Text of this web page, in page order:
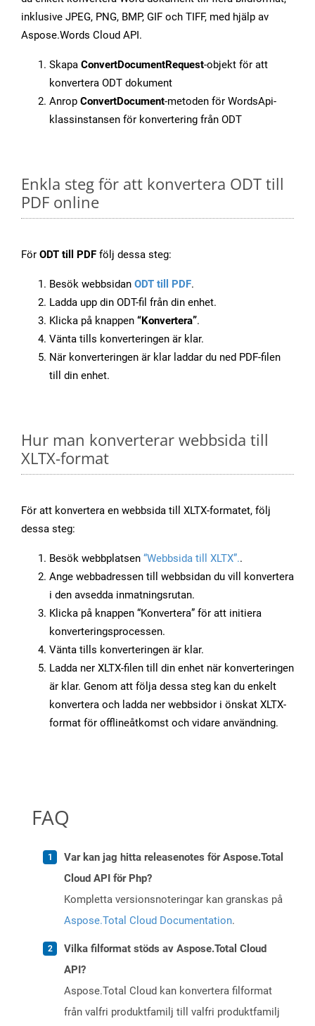
inklusive JPEG, PNG, BMP, GIF och TIFF, med hjälp av
Aspose.Words Cloud API.
Skapa ConvertDocumentRequest-objekt för att
konvertera ODT dokument
Anrop ConvertDocument-metoden för WordsApi-
klassinstansen för konvertering från ODT
Enkla steg för att konvertera ODT till
PDF online
För ODT till PDF följ dessa steg:
Besök webbsidan ODT till PDF.
Ladda upp din ODT-fil från din enhet.
Klicka på knappen “Konvertera”.
Vänta tills konverteringen är klar.
När konverteringen är klar laddar du ned PDF-filen
till din enhet.
Hur man konverterar webbsida till
XLTX-format
För att konvertera en webbsida till XLTX-formatet, följ
dessa steg:
Besök webbplatsen “Webbsida till XLTX”..
Ange webbadressen till webbsidan du vill konvertera
i den avsedda inmatningsrutan.
Klicka på knappen “Konvertera” för att initiera
konverteringsprocessen.
Vänta tills konverteringen är klar.
Ladda ner XLTX-filen till din enhet när konverteringen
är klar. Genom att följa dessa steg kan du enkelt
konvertera och ladda ner webbsidor i önskat XLTX-
format för offlineåtkomst och vidare användning.
FAQ
Var kan jag hitta releasenotes för Aspose.Total
Cloud API för Php?
Kompletta versionsnoteringar kan granskas på
Aspose.Total Cloud Documentation.
Vilka filformat stöds av Aspose.Total Cloud
API?
Aspose.Total Cloud kan konvertera filformat
från valfri produktfamilj till valfri produktfamilj